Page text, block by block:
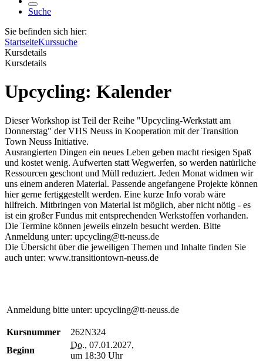
Suche
Sie befinden sich hier:
StartseiteKurssuche
Kursdetails
Kursdetails
Upcycling: Kalender
Dieser Workshop ist Teil der Reihe "Upcycling-Werkstatt am
Donnerstag" der VHS Neuss in Kooperation mit der Transition
Town Neuss Initiative.
Ausrangierten Dingen ein neues Leben geben macht riesigen Spaß
und kostet wenig. Aufwerten statt Wegwerfen, so werden natürliche
Ressourcen geschont und Müll reduziert. Jeden Monat widmen wir
uns einem anderen Material. Passende angefangene Projekte können
hier gerne fertiggestellt werden. Eine kurze Info vorab wäre
hilfreich. Mitbringen von Material ist möglich, aber nicht nötig - es
ist ein großer Fundus mit entsprechenden Werkstoffen vorhanden.
Die Termine können jeweils einzeln besucht werden. Bitte
Anmeldung unter: upcycling@tt-neuss.de
Die Übersicht über die jeweiligen Themen und Inhalte finden Sie
auch unter: www.transitiontown-neuss.de
Anmeldung bitte unter: upcycling@tt-neuss.de
Kursnummer
262N324
Beginn
Do., 07.01.2027,
um 18:30 Uhr